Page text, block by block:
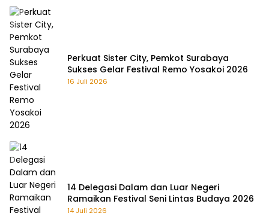
Perkuat Sister City, Pemkot Surabaya
Sukses Gelar Festival Remo Yosakoi 2026
16 Juli 2026
14 Delegasi Dalam dan Luar Negeri
Ramaikan Festival Seni Lintas Budaya 2026
14 Juli 2026